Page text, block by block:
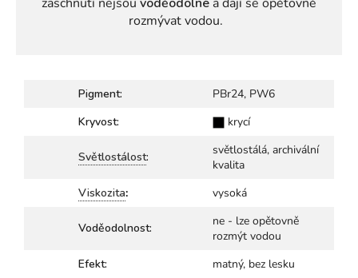
rozmývat vodou.
Pigment:
PBr24, PW6
Kryvost:
krycí
Světlostálost:
světlostálá, archivální
kvalita
Viskozita: vysoká
Voděodolnost:
ne - lze opětovně
rozmýt vodou
Efekt:
matný, bez lesku